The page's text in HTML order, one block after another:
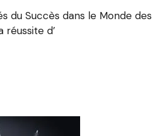
du Succès dans le Monde
réussite d’